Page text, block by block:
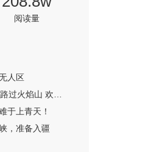
阅读量
人区
于上青天！
，准备入疆